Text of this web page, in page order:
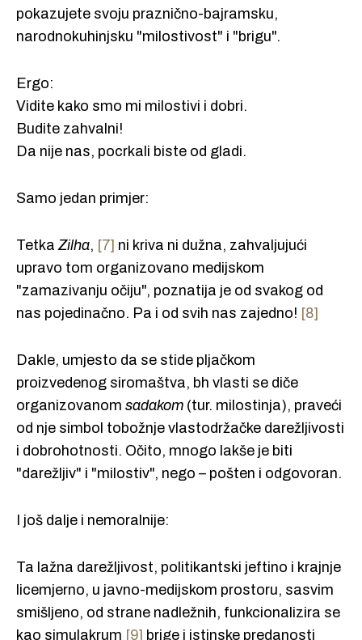
pokazujete svoju praznično-bajramsku,
narodnokuhinjsku "milostivost" i "brigu".
Ergo:
Vidite kako smo mi milostivi i dobri.
Budite zahvalni!
Da nije nas, pocrkali biste od gladi.
Samo jedan primjer:
Tetka Zilha, [7] ni kriva ni dužna, zahvaljujući
upravo tom organizovano medijskom
"zamazivanju očiju", poznatija je od svakog od
nas pojedinačno. Pa i od svih nas zajedno! [8]
Dakle, umjesto da se stide pljačkom
proizvedenog siromaštva, bh vlasti se diče
organizovanom sadakom(tur. milostinja), praveći
od nje simbol tobožnje vlastodržačke darežljivosti
i dobrohotnosti. Očito, mnogo lakše je biti
"darežljiv" i "milostiv", nego – pošten i odgovoran.
I još dalje i nemoralnije:
Ta lažna darežljivost, politikantski jeftino i krajnje
licemjerno, u javno-medijskom prostoru, sasvim
smišljeno, od strane nadležnih, funkcionalizira se
kao simulakrum [9] brige i istinske predanosti